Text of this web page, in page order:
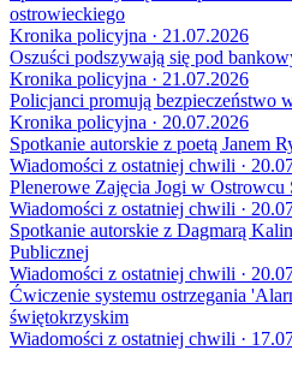
ostrowieckiego
Kronika policyjna · 21.07.2026
Oszuści podszywają się pod
Kronika policyjna · 21.07.2026
Policjanci promują bezpieczeństwo
Kronika policyjna · 20.07.2026
Spotkanie autorskie z poetą Janem
Wiadomości z ostatniej chwili ·
Plenerowe Zajęcia Jogi w
Wiadomości z ostatniej chwili ·
Spotkanie autorskie z Dagmarą
Publicznej
Wiadomości z ostatniej chwili ·
Ćwiczenie systemu ostrzegania
świętokrzyskim
Wiadomości z ostatniej chwili ·